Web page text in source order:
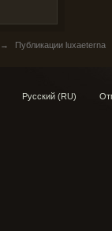
→ Публикации luxaeterna
Русский (RU)